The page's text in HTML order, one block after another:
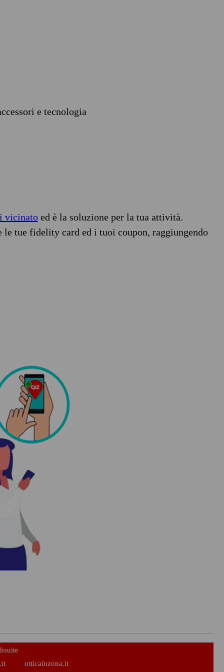
e tecnologia
vicinatoed è la soluzione per la tua attività.
tue fidelity card ed i tuoi coupon, raggiungendo
otticainzona.it